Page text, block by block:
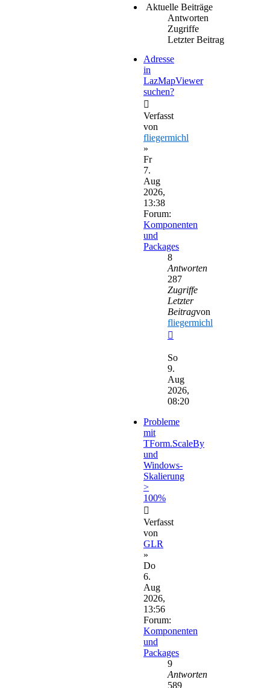
Aktuelle Beiträge
Antworten
Zugriffe
Letzter Beitrag
Adresse
in
LazMapViewer
suchen?
Verfasst
von
fliegermichl
»
Fr
7.
Aug
2026,
13:38
Forum:
Komponenten
und
Packages
8
Antworten
287
Zugriffe
Letzter
Beitragvon
fliegermichl
Beitrag
So
9.
Aug
2026,
08:20
Probleme
mit
TForm.ScaleBy
und
Windows-
Skalierung
>
100%
Verfasst
von
GLR
»
Do
6.
Aug
2026,
13:56
Forum:
Komponenten
und
Packages
9
Antworten
589